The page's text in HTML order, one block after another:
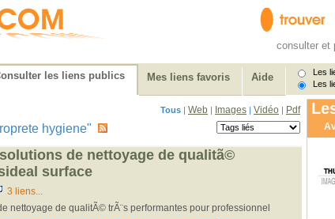
consulter et
les liens publics Mes liens favoris Aide
Les
Les
Tous | Web | Images | Vidéo | Pdf
hygiene"
de nettoyage de qualitã©
surface
3 liens...
nettoyage de qualitÃ© trÃ¨s performantes pour professionnel